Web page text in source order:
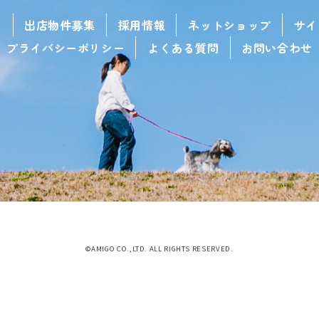
出店物件募集 採用情報 ネットショップ
サ
プライバシーポリシー
よくある質問 お問い合わせ
©AMIGO CO.,LTD. ALL RIGHTS RESERVED.